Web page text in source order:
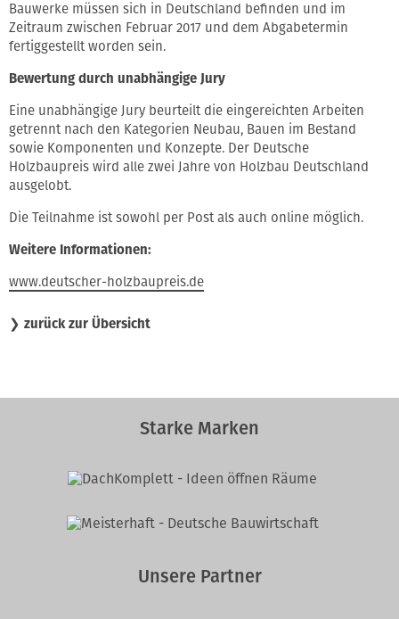
Bauwerke müssen sich in Deutschland befinden und im
Zeitraum zwischen Februar 2017 und dem Abgabetermin
fertiggestellt worden sein.
Bewertung durch unabhängige Jury
Eine unabhängige Jury beurteilt die eingereichten Arbeiten
getrennt nach den Kategorien Neubau, Bauen im Bestand
sowie Komponenten und Konzepte. Der Deutsche
Holzbaupreis wird alle zwei Jahre von Holzbau Deutschland
ausgelobt.
Die Teilnahme ist sowohl per Post als auch online möglich.
Weitere Informationen:
www.deutscher-holzbaupreis.de
❯ zurück zur Übersicht
Starke Marken
Unsere Partner